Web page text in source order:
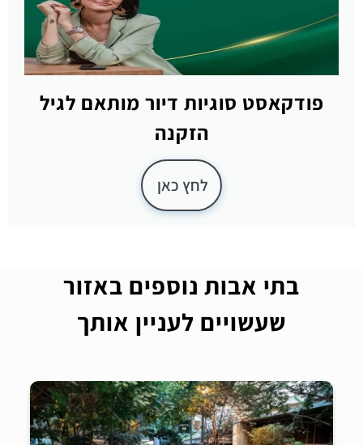
פודקאסט סוגיות דיור מותאם לגיל
הזקנה
לחץ כאן
בתי אבות נוספים באזור
שעשויים לעניין אותך